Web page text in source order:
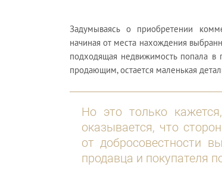
Задумываясь о приобретении
начиная от места нахождения
подходящая недвижимость попала в
продающим, остается маленькая
Но это только
оказывается, что
от добросовестности
продавца и покупателя